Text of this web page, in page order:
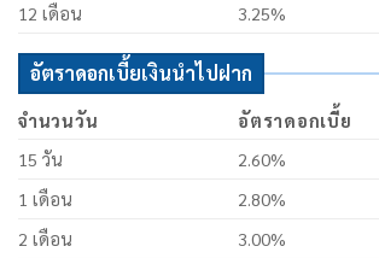
12 เดือน
3.25%
อัตราดอกเบี้ยเงินนำไปฝาก
จำนวนวัน
อัตราดอกเบี้ย
15 วัน
2.60%
1 เดือน
2.80%
2 เดือน
3.00%